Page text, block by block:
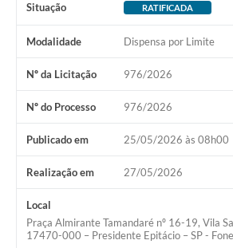
Situação RATIFICADA
Modalidade Dispensa por Limite
Nº da Licitação 976/2026
Nº do Processo 976/2026
Publicado em 25/05/2026 às 08h00
Realização em 27/05/2026
Local
Praça Almirante Tamandaré nº 16-19, Vila
17470-000 – Presidente Epitácio – SP -